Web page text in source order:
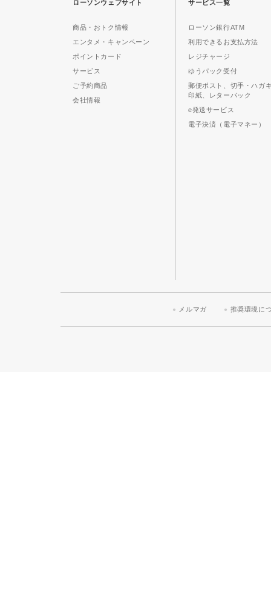
ローソンウェブサイト
商品・おトク情報
エンタメ・キャンペーン
ポイントカード
サービス
ご予約商品
会社情報
サービス一覧
ローソン銀行ATM
利用できるお支払方法
レジチャージ
ゆうパック受付
郵便ポスト、切手・ハガ
印紙、レターパック
e発送サービス
電子決済（電子マネー）
メルマガ 推奨環境に